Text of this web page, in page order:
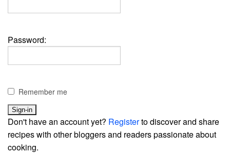
Password:
Remember me
Don't have an account yet? Registerto discover and share
recipes with other bloggers and readers passionate about
cooking.